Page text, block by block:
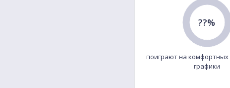
??%
поиграют на комфортных
графики